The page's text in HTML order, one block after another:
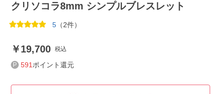
クリソコラ8mm シンプルブレスレット
5 （2件）
19,700 税込
591 ポイント還元